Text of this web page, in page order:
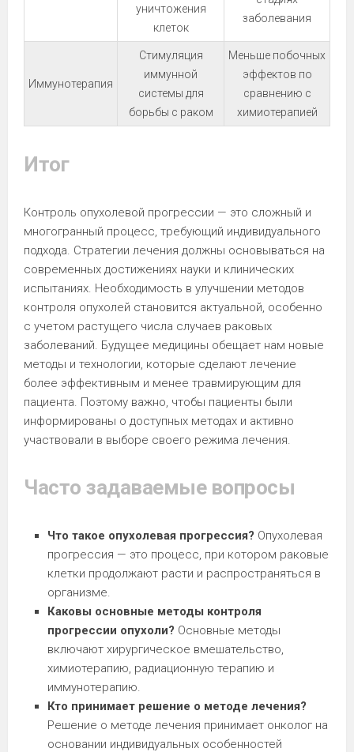
уничтожения
клеток
заболевания
Иммунотерапия
Стимуляция
иммунной
системы для
борьбы с раком
Меньше побочных
эффектов по
сравнению с
химиотерапией
Итог
Контроль опухолевой прогрессии — это сложный и
многогранный процесс, требующий индивидуального
подхода. Стратегии лечения должны основываться на
современных достижениях науки и клинических
испытаниях. Необходимость в улучшении методов
контроля опухолей становится актуальной, особенно
с учетом растущего числа случаев раковых
заболеваний. Будущее медицины обещает нам новые
методы и технологии, которые сделают лечение
более эффективным и менее травмирующим для
пациента. Поэтому важно, чтобы пациенты были
информированы о доступных методах и активно
участвовали в выборе своего режима лечения.
Часто задаваемые вопросы
Что такое опухолевая прогрессия? Опухолевая
прогрессия — это процесс, при котором раковые
клетки продолжают расти и распространяться в
организме.
Каковы основные методы контроля
прогрессии опухоли? Основные методы
включают хирургическое вмешательство,
химиотерапию, радиационную терапию и
иммунотерапию.
Кто принимает решение о методе лечения?
Решение о методе лечения принимает онколог на
основании индивидуальных особенностей